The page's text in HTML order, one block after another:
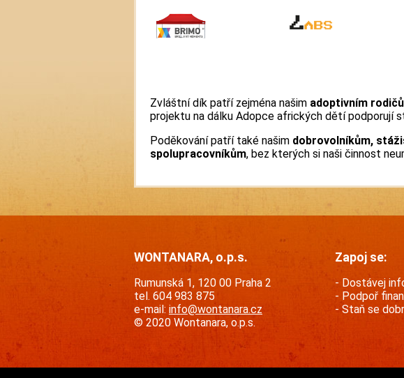
Zvláštní dík patří zejména našim adoptivním
projektu na dálku Adopce afrických dětí podporují
Poděkování patří také našim dobrovolníkům,
spolupracovníkům, bez kterých si naši činnost
WONTANARA, o.p.s.
Rumunská 1, 120 00 Praha 2
tel. 604 983 875
e-mail: info@wontanara.cz
© 2020 Wontanara, o.p.s.
Zapoj se:
Dostávej
Podpoř
Staň se